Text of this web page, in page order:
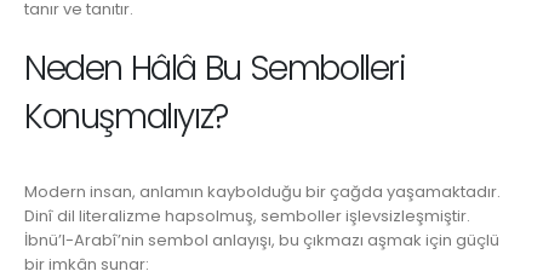
tanır ve tanıtır.
Neden Hâlâ Bu Sembolleri
Konuşmalıyız?
Modern insan, anlamın kaybolduğu bir çağda yaşamaktadır.
Dinî dil literalizme hapsolmuş, semboller işlevsizleşmiştir.
İbnü’l-Arabî’nin sembol anlayışı, bu çıkmazı aşmak için güçlü
bir imkân sunar: